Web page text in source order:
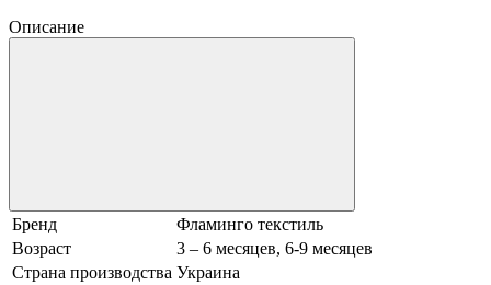
Описание
Бренд
Фламинго текстиль
Возраст
3 – 6 месяцев, 6-9 месяцев
Страна производства Украина